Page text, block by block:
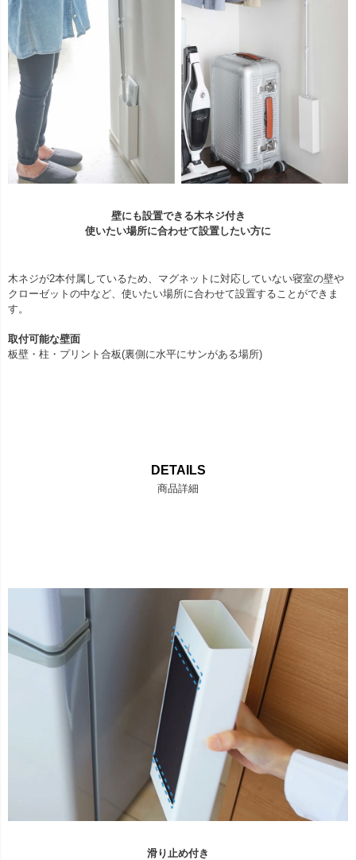
壁にも設置できる木ネジ付き
使いたい場所に合わせて設置したい方に
木ネジが2本付属しているため、マグネットに対応していない寝室の壁や
クローゼットの中など、使いたい場所に合わせて設置することができま
す。
取付可能な壁面
板壁・柱・プリント合板(裏側に水平にサンがある場所)
DETAILS
商品詳細
滑り止め付き